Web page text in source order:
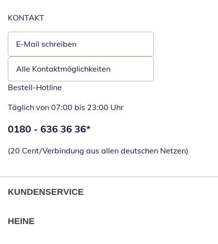
KONTAKT
E-Mail schreiben
Öffnet E-Mail-Client
Alle Kontaktmöglichkeiten
Bestell-Hotline
Täglich von 07:00 bis 23:00 Uhr
Telefonnummer:
0180 - 636 36 36*
(20 Cent/Verbindung aus allen deutschen Netzen)
KUNDENSERVICE
HEINE